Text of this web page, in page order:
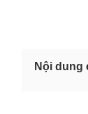
Nội dung